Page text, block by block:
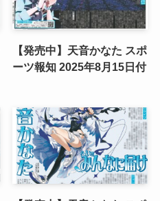
【発売中】天音かなた スポ
ーツ報知 2025年8月15日付